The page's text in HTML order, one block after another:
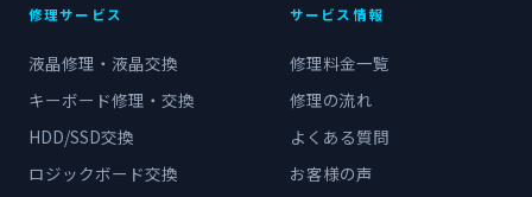
修理サービス
液晶修理・液晶交換
キーボード修理・交換
HDD/SSD交換
ロジックボード交換
サービス情報
修理料金一覧
修理の流れ
よくある質問
お客様の声